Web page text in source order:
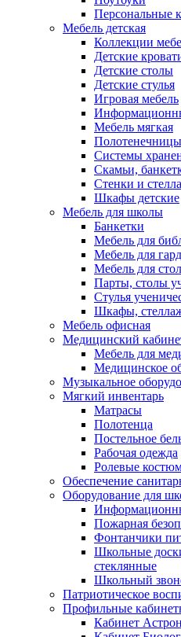
Персональные
Мебель детская
Коллекции
Детские
Детские столы
Детские стулья
Игровая мебель
Мебель мягкая
Системы
Скамьи,
Стенки и
Шкафы детские
Мебель для школы
Банкетки
Мебель для
Мебель для
Мебель для
Парты, столы
Стулья
Шкафы,
Мебель офисная
Медицинский
Мебель для
Медицинское
Музыкальное
Мягкий инвентарь
Матрасы
Полотенца
Постельное
Рабочая одежда
Ролевые
Обеспечение
Оборудование для
Пожарная
Фонтанчики
Школьные
стеклянные
Школьный
Патриотическое
Профильные
Кабинет